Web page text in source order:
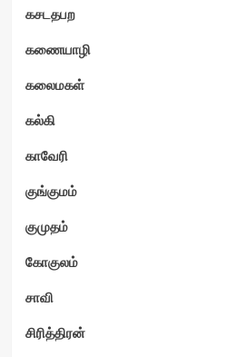
கசடதபற
கணையாழி
கலைமகள்
கல்கி
காவேரி
குங்குமம்
குமுதம்
கோகுலம்
சாவி
சிரித்திரன்